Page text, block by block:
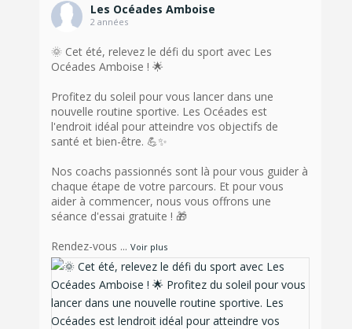
Les Océades Amboise
2 années
🌞 Cet été, relevez le défi du sport avec Les
Océades Amboise ! 🌟
Profitez du soleil pour vous lancer dans une
nouvelle routine sportive. Les Océades est
l'endroit idéal pour atteindre vos objectifs de
santé et bien-être. 💪✨
Nos coachs passionnés sont là pour vous guider à
chaque étape de votre parcours. Et pour vous
aider à commencer, nous vous offrons une
séance d'essai gratuite ! 🎁
Rendez-vous ...Voir plus